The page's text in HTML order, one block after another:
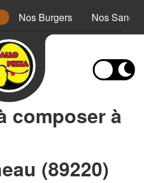
Nos Burgers Nos
composer à
(89220)